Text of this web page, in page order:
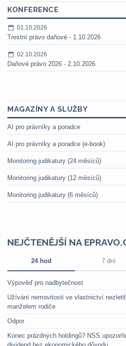
KONFERENCE
01.10.2026
Trestní právo daňové - 1.10.2026
02.10.2026
Daňové právo 2026 - 2.10.2026
MAGAZÍNY A SLUŽBY
AI pro právníky a poradce
AI pro právníky a poradce (e-book)
Monitoring judikatury (24 měsíců)
Monitoring judikatury (12 měsíců)
Monitoring judikatury (6 měsíců)
NEJČTENĚJŠÍ NA
24 hod 7 dní
Výpověď pro nadbytečnost
Užívání nemovitosti ve vlastnictví
manželem rodiče
Odpor
Konec prázdných holdingů? NSS